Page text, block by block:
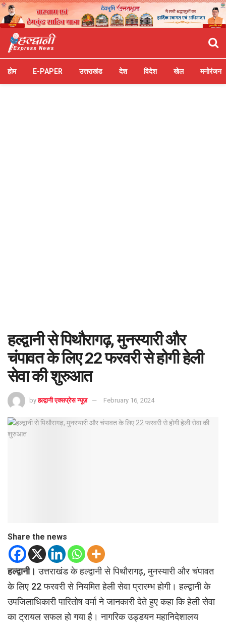
होम E-PAPER उत्तराखंड देश विदेश खेल मनोरंजन
हल्द्वानी से पिथौरागढ़, मुनस्यारी और
चंपावत के लिए 22 फरवरी से होगी हेली
सेवा की शुरुआत
by हल्द्वानी एक्सप्रेस न्यूज़ February 16, 2024
Share the news
हल्द्वानी। उत्तराखंड के हल्द्वानी से पिथौरागढ़, मुनस्यारी और चंपावत
के लिए 22 फरवरी से नियमित हेली सेवा प्रारम्भ होगी। हल्द्वानी के
उपजिलाधिकारी पारितोष वर्मा ने जानकारी देते हुए कहा कि हेली सेवा
का ट्रायल सफल हो गया है। नागरिक उड्डयन महानिदेशालय